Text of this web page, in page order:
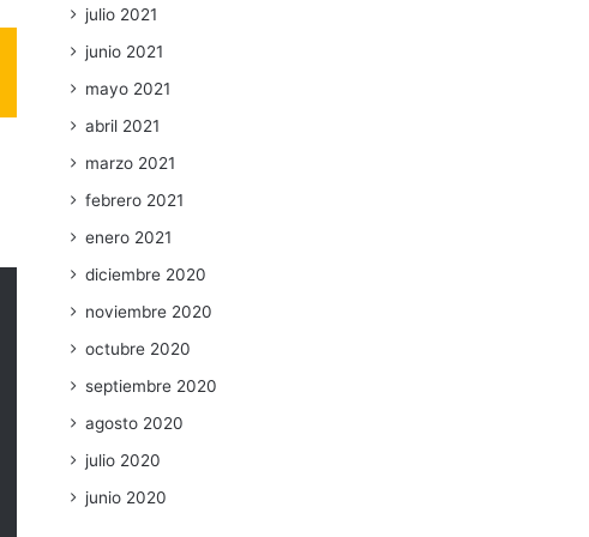
julio 2021
junio 2021
mayo 2021
abril 2021
marzo 2021
febrero 2021
enero 2021
diciembre 2020
noviembre 2020
octubre 2020
septiembre 2020
agosto 2020
julio 2020
junio 2020